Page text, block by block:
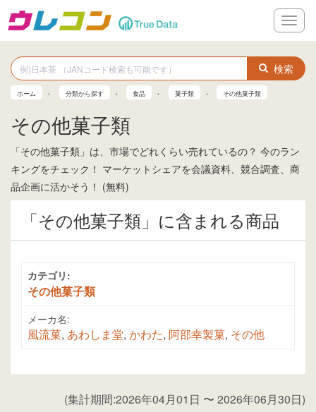
メ
ニ
ー
検索
ホーム 分類から探す 食品 菓子類 その他菓子類
その他菓子類
「その他菓子類」は、市場でどれくらい売れているの？ 今のラン
キングをチェック！ マーケットシェアを会議資料、競合調査、商
品企画に活かそう！ (無料)
「その他菓子類」に含まれる商品
カテゴリ:
その他菓子類
メーカ名:
風流菓, あわしま堂, かわた, 阿部幸製菓, その他
(集計期間:2026年04月01日 〜 2026年06月30日)